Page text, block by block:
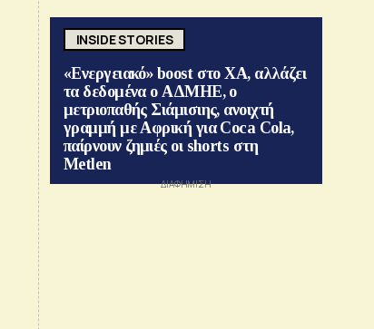
INSIDE STORIES
«Ενεργειακό» boost στο ΧΑ, αλλάζει
τα δεδομένα ο ΑΔΜΗΕ, ο
μετριοπαθής Σιάμισιης, ανοιχτή
γραμμή με Αφρική για Coca Cola,
παίρνουν ζημιές οι shorts στη
Metlen